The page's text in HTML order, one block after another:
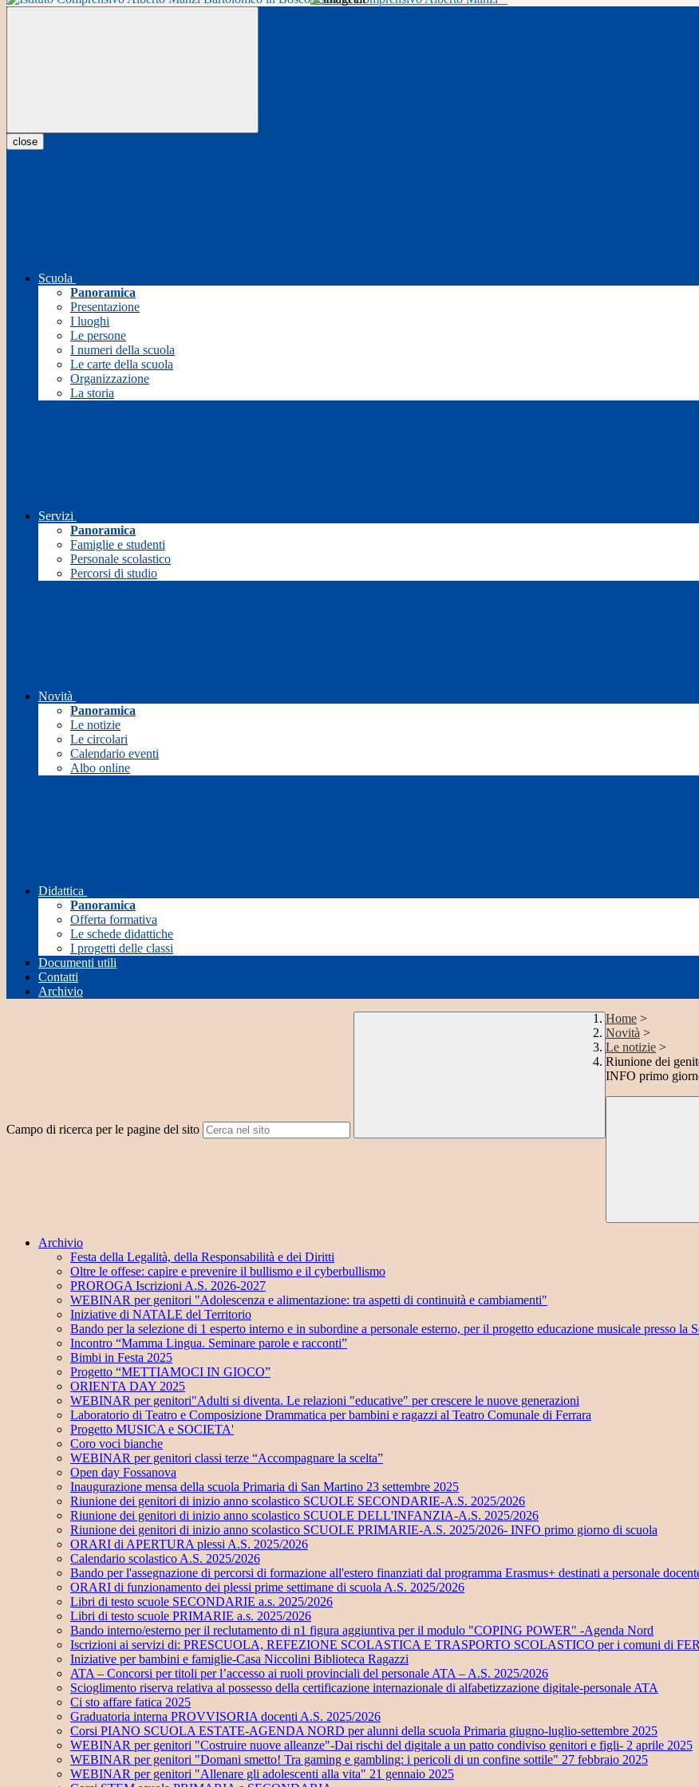
close
Scuola
Panoramica
Presentazione
I luoghi
Le persone
I numeri della scuola
Le carte della scuola
Organizzazione
La storia
Servizi
Panoramica
Famiglie e studenti
Personale scolastico
Percorsi di studio
Novità
Panoramica
Le notizie
Le circolari
Calendario eventi
Albo online
Didattica
Panoramica
Offerta formativa
Le schede didattiche
I progetti delle classi
Documenti utili
Contatti
Archivio
Campo di ricerca per le pagine del sito
Home >
Novità >
Le notizie >
Riunione dei
INFO primo
Archivio
Festa della Legalità, della Responsabilità e dei Diritti
Oltre le offese: capire e prevenire il bullismo e il cyberbullismo
PROROGA Iscrizioni A.S. 2026-2027
WEBINAR per genitori "Adolescenza e alimentazione: tra aspetti di continuità e cambiamenti"
Iniziative di NATALE del Territorio
Bando per la selezione di 1 esperto interno e in subordine a personale esterno, per il progetto educazione musicale presso la
Incontro “Mamma Lingua. Seminare parole e racconti”
Bimbi in Festa 2025
Progetto “METTIAMOCI IN GIOCO”
ORIENTA DAY 2025
WEBINAR per genitori"Adulti si diventa. Le relazioni "educative" per crescere le nuove generazioni
Laboratorio di Teatro e Composizione Drammatica per bambini e ragazzi al Teatro Comunale di Ferrara
Progetto MUSICA e SOCIETA'
Coro voci bianche
WEBINAR per genitori classi terze “Accompagnare la scelta”
Open day Fossanova
Inaugurazione mensa della scuola Primaria di San Martino 23 settembre 2025
Riunione dei genitori di inizio anno scolastico SCUOLE SECONDARIE-A.S. 2025/2026
Riunione dei genitori di inizio anno scolastico SCUOLE DELL'INFANZIA-A.S. 2025/2026
Riunione dei genitori di inizio anno scolastico SCUOLE PRIMARIE-A.S. 2025/2026- INFO primo giorno di scuola
ORARI di APERTURA plessi A.S. 2025/2026
Calendario scolastico A.S. 2025/2026
Bando per l'assegnazione di percorsi di formazione all'estero finanziati dal programma Erasmus+ destinati a personale
ORARI di funzionamento dei plessi prime settimane di scuola A.S. 2025/2026
Libri di testo scuole SECONDARIE a.s. 2025/2026
Libri di testo scuole PRIMARIE a.s. 2025/2026
Bando interno/esterno per il reclutamento di n1 figura aggiuntiva per il modulo "COPING POWER" -Agenda Nord
Iscrizioni ai servizi di: PRESCUOLA, REFEZIONE SCOLASTICA E TRASPORTO SCOLASTICO per i comuni di
Iniziative per bambini e famiglie-Casa Niccolini Biblioteca Ragazzi
ATA – Concorsi per titoli per l’accesso ai ruoli provinciali del personale ATA – A.S. 2025/2026
Scioglimento riserva relativa al possesso della certificazione internazionale di alfabetizzazione digitale-personale ATA
Ci sto affare fatica 2025
Graduatoria interna PROVVISORIA docenti A.S. 2025/2026
Corsi PIANO SCUOLA ESTATE-AGENDA NORD per alunni della scuola Primaria giugno-luglio-settembre 2025
WEBINAR per genitori "Costruire nuove alleanze"-Dai rischi del digitale a un patto condiviso genitori e figli- 2 aprile 2025
WEBINAR per genitori "Domani smetto! Tra gaming e gambling: i pericoli di un confine sottile" 27 febbraio 2025
WEBINAR per genitori "Allenare gli adolescenti alla vita" 21 gennaio 2025